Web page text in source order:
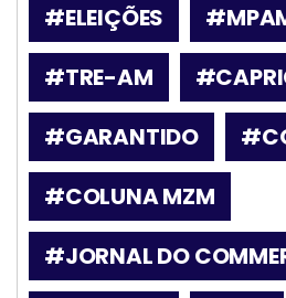
#ELEIÇÕES
#TRE-AM
#GARANTIDO
#COLUNA MZM
#JORNAL DO